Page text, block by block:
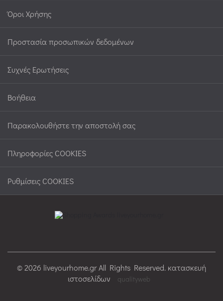
Όροι Χρήσης
Προστασία προσωπικών δεδομένων
Συχνές Ερωτήσεις
Βοήθεια
Παρακολουθήστε την αποστολή σας
Πληροφορίες COOKIES
Ρυθμίσεις COOKIES
© 2026 liveyourhome.gr All Rights Reserved. κατασκευή
ιστοσελίδων
qualityweb